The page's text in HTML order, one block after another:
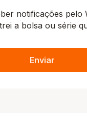
notificações pelo
a bolsa ou série
Enviar